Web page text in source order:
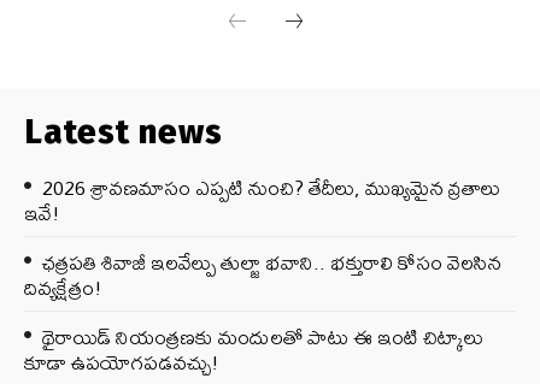
Latest news
2026 శ్రావణమాసం ఎప్పటి నుంచి? తేదీలు, ముఖ్యమైన వ్రతాలు
ఇవే!
ఛత్రపతి శివాజీ ఇలవేల్పు తుల్జా భవాని.. భక్తురాలి కోసం వెలసిన
దివ్యక్షేత్రం!
థైరాయిడ్ నియంత్రణకు మందులతో పాటు ఈ ఇంటి చిట్కాలు
కూడా ఉపయోగపడవచ్చు!